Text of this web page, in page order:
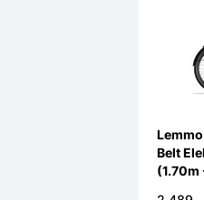
Belt
(1.70m